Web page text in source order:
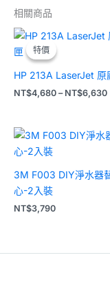
相關商品
特價
特價
HP 213A LaserJet 原
NT$4,680 – NT$6,630
3M F003 DIY淨水器
心-2入裝
NT$3,790